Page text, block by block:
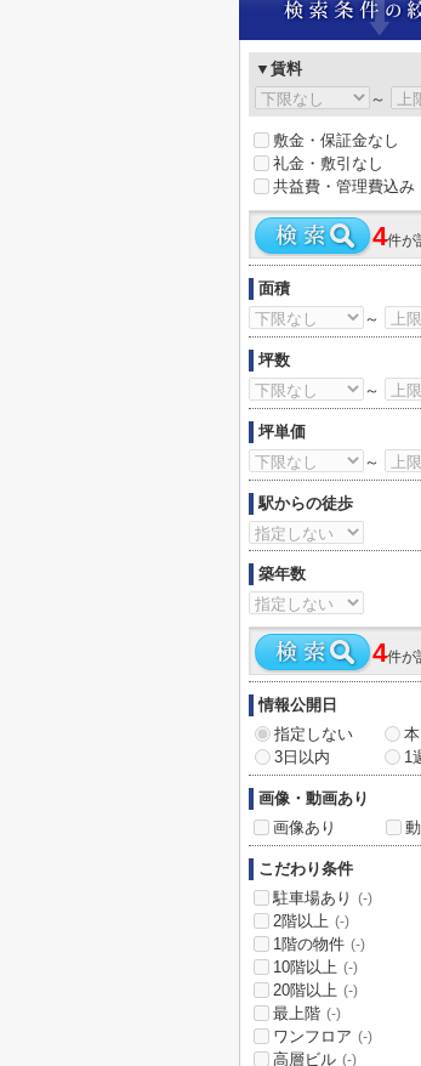
▼賃料
～
敷金・保証金なし
礼金・敷引なし
共益費・管理費込み
4件が
面積
～
坪数
～
坪単価
～
駅からの徒歩
築年数
4件が
情報公開日
指定しない
本
3日以内
1
画像・動画あり
画像あり
こだわり条件
駐車場あり
(-)
2階以上 (-)
1階の物件 (-)
10階以上 (-)
20階以上 (-)
最上階 (-)
ワンフロア (-)
高層ビル (-)